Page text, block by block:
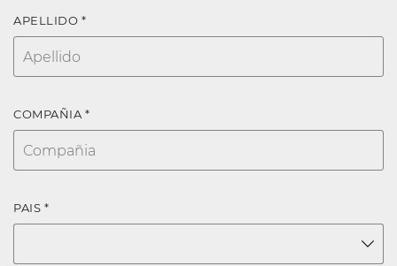
APELLIDO *
COMPAÑIA *
PAIS *